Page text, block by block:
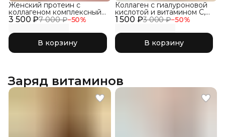
3 500 ₽7 000 ₽−50%
Женский протеин с
коллагеном комплексный
1800, Банан с клубникой
В корзину
1 500 ₽3 000 ₽−50%
Коллаген с гиалуроновой
кислотой и витамином С,
Без ароматизаторов, 300г
В корзину
Заряд витаминов